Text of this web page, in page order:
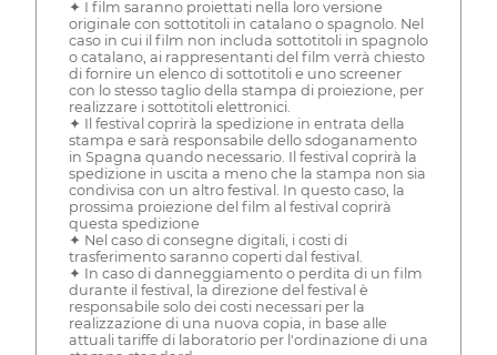
✦ I film saranno proiettati nella loro versione
originale con sottotitoli in catalano o spagnolo. Nel
caso in cui il film non includa sottotitoli in spagnolo
o catalano, ai rappresentanti del film verrà chiesto
di fornire un elenco di sottotitoli e uno screener
con lo stesso taglio della stampa di proiezione, per
realizzare i sottotitoli elettronici.
✦ Il festival coprirà la spedizione in entrata della
stampa e sarà responsabile dello sdoganamento
in Spagna quando necessario. Il festival coprirà la
spedizione in uscita a meno che la stampa non sia
condivisa con un altro festival. In questo caso, la
prossima proiezione del film al festival coprirà
questa spedizione
✦ Nel caso di consegne digitali, i costi di
trasferimento saranno coperti dal festival.
✦ In caso di danneggiamento o perdita di un film
durante il festival, la direzione del festival è
responsabile solo dei costi necessari per la
realizzazione di una nuova copia, in base alle
attuali tariffe di laboratorio per l'ordinazione di una